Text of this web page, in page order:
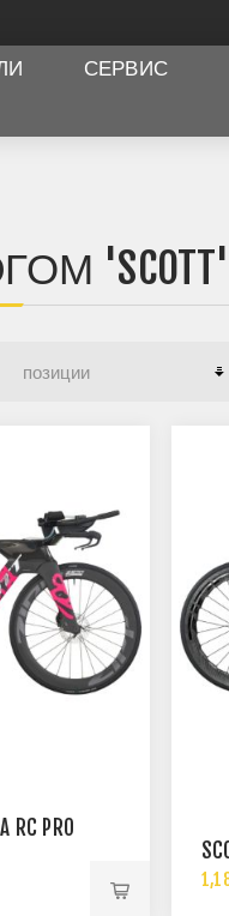
СЕРВИС
'SCOTT'
RC PRO